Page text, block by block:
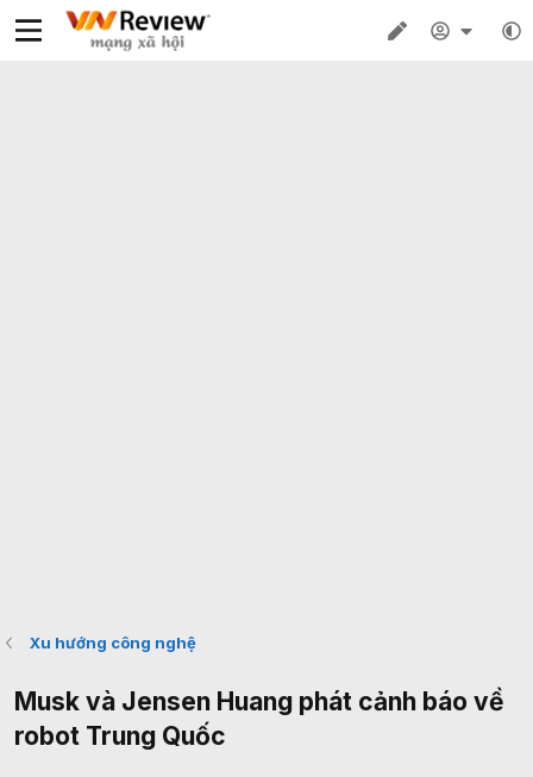
Xu hướng công nghệ
Musk và Jensen Huang phát cảnh báo về
robot Trung Quốc